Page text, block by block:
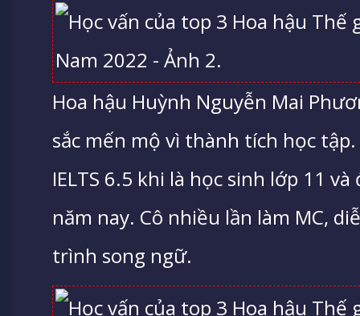
Hoa hậu Huỳnh Nguyễn Mai
sắc mến mộ vì thành tích học
IELTS 6.5 khi là học sinh lớp 11 và
năm nay. Cô nhiều lần làm MC,
trình song ngữ.